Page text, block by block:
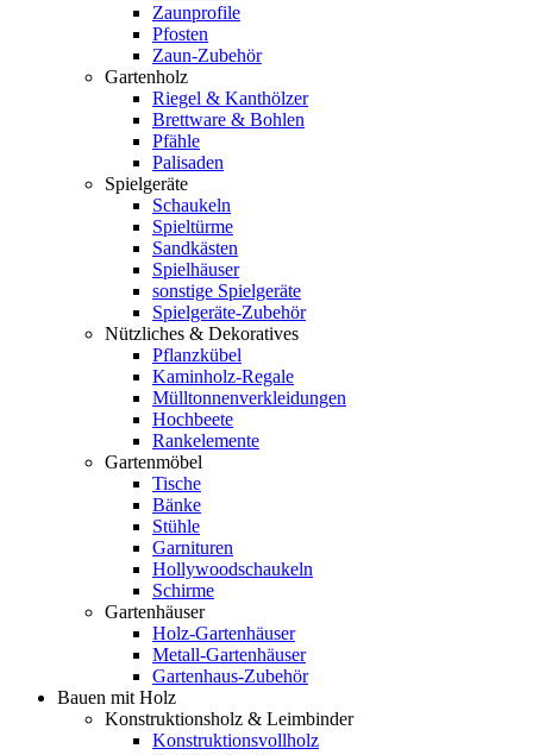
Zaunprofile
Pfosten
Zaun-Zubehör
Gartenholz
Riegel & Kanthölzer
Brettware & Bohlen
Pfähle
Palisaden
Spielgeräte
Schaukeln
Spieltürme
Sandkästen
Spielhäuser
sonstige Spielgeräte
Spielgeräte-Zubehör
Nützliches & Dekoratives
Pflanzkübel
Kaminholz-Regale
Mülltonnenverkleidungen
Hochbeete
Rankelemente
Gartenmöbel
Tische
Bänke
Stühle
Garnituren
Hollywoodschaukeln
Schirme
Gartenhäuser
Holz-Gartenhäuser
Metall-Gartenhäuser
Gartenhaus-Zubehör
Bauen mit Holz
Konstruktionsholz & Leimbinder
Konstruktionsvollholz